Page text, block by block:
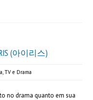
(아이리스)
,TV e Drama
no drama quanto em sua